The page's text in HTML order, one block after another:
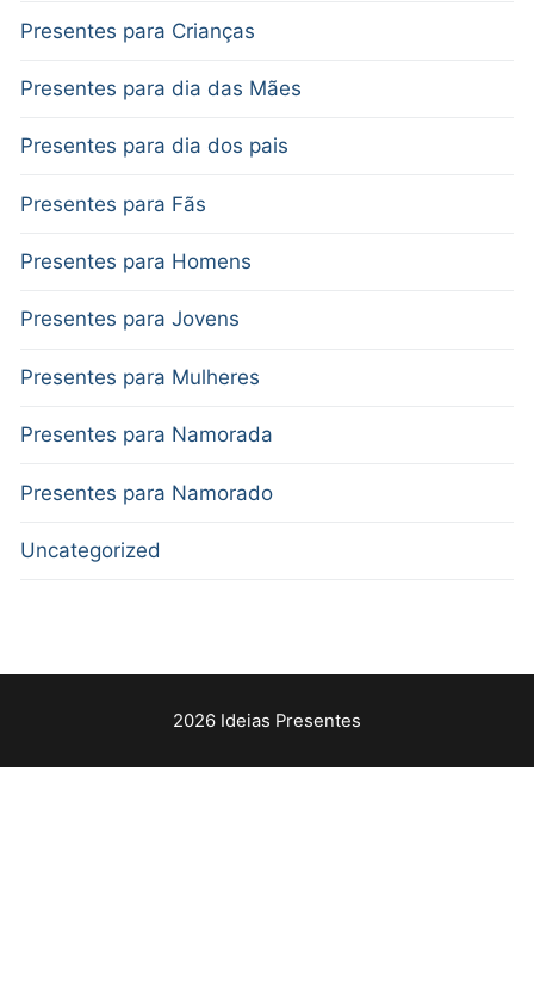
Presentes para Crianças
Presentes para dia das Mães
Presentes para dia dos pais
Presentes para Fãs
Presentes para Homens
Presentes para Jovens
Presentes para Mulheres
Presentes para Namorada
Presentes para Namorado
Uncategorized
2026 Ideias Presentes